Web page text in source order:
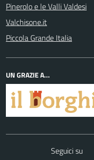
Pinerolo e le Valli Valdesi
Valchisone.it
Piccola Grande Italia
UN GRAZIE A...
Seguici su